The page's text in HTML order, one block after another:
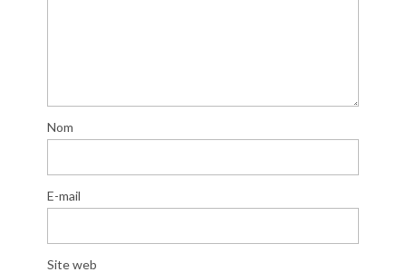
Nom
E-mail
Site web